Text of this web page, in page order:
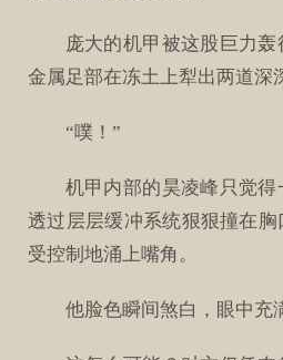
庞大的机甲被这股巨力轰
金属足部在冻土上犁出两道深
“噗！”
机甲内部的昊凌峰只觉
透过层层缓冲系统狠狠撞在
受控制地涌上嘴角。
他脸色瞬间煞白，眼中充